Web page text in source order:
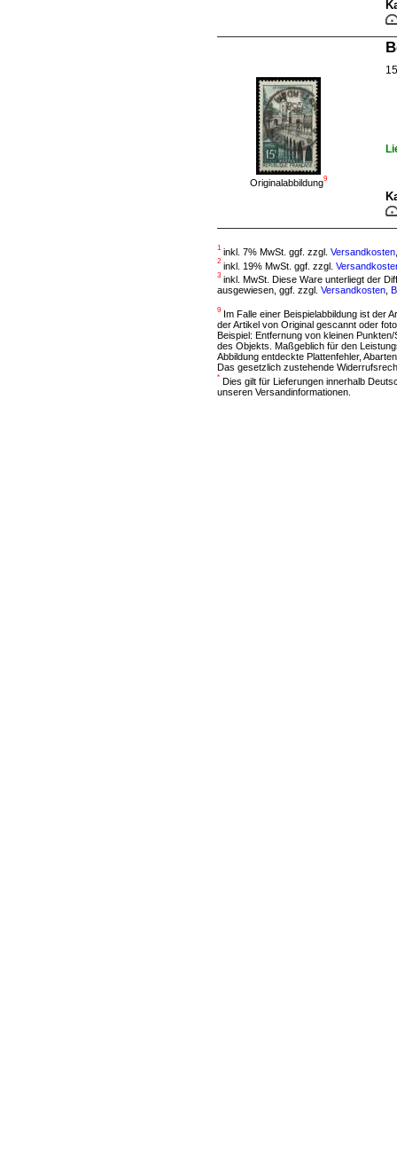
Originalabbildung9
1 inkl. 7% MwSt. ggf. zzgl. Versandkosten
2 inkl. 19% MwSt. ggf. zzgl.
3 inkl. MwSt. Diese Ware unterliegt der
ausgewiesen, ggf. zzgl. Versandkosten
9
Im Falle einer Beispielabbildung ist der
der Artikel von Original gescannt oder
Beispiel: Entfernung von kleinen
des Objekts. Maßgeblich für den
Abbildung entdeckte Plattenfehler,
Das gesetzlich zustehende
* Dies gilt für Lieferungen innerhalb
unseren Versandinformationen.